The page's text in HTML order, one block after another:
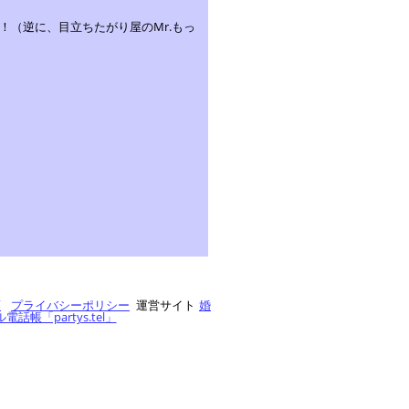
（逆に、目立ちたがり屋のMr.もっ
プライバシーポリシー 運営サイト 婚
電話帳「partys.tel」